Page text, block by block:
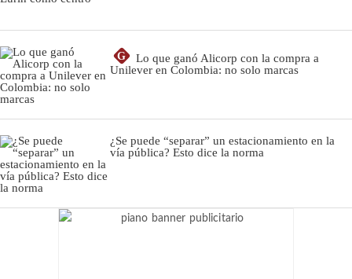
G
Lo que ganó Alicorp con la compra a
Unilever en Colombia: no solo marcas
¿Se puede “separar” un estacionamiento en la
vía pública? Esto dice la norma